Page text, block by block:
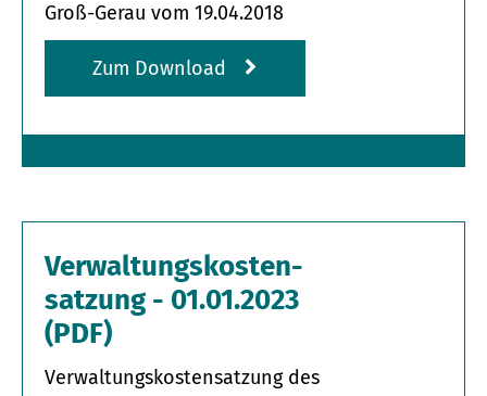
Groß-Gerau vom 19.04.2018
Zum Download
Verwaltungskosten-
satzung - 01.01.2023
(PDF)
Verwaltungskostensatzung des